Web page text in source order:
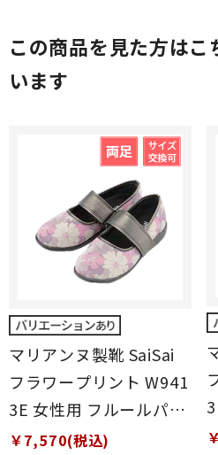
この商品を見た方はこ
います
マリアンヌ製靴 SaiSai
フラワープリント W941
3E 女性用 フルールパー
プル 21.5cm
￥7,570(税込)